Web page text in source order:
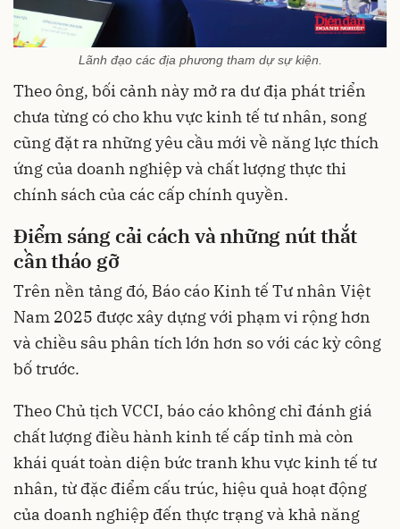
Lãnh đạo các địa phương tham dự sự kiện.
Theo ông, bối cảnh này mở ra dư địa phát triển
chưa từng có cho khu vực kinh tế tư nhân, song
cũng đặt ra những yêu cầu mới về năng lực thích
ứng của doanh nghiệp và chất lượng thực thi
chính sách của các cấp chính quyền.
Điểm sáng cải cách và những nút thắt
cần tháo gỡ
Trên nền tảng đó, Báo cáo Kinh tế Tư nhân Việt
Nam 2025 được xây dựng với phạm vi rộng hơn
và chiều sâu phân tích lớn hơn so với các kỳ công
bố trước.
Theo Chủ tịch VCCI, báo cáo không chỉ đánh giá
chất lượng điều hành kinh tế cấp tỉnh mà còn
khái quát toàn diện bức tranh khu vực kinh tế tư
nhân, từ đặc điểm cấu trúc, hiệu quả hoạt động
của doanh nghiệp đến thực trạng và khả năng